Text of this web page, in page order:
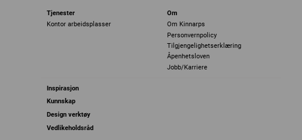
Tjenester
Kontor arbeidsplasser
Om
Om Kinnarps
Personvernpolicy
Tilgjengelighetserklæring
Åpenhetsloven
Jobb/Karriere
Inspirasjon
Kunnskap
Design verktøy
Vedlikeholdsråd